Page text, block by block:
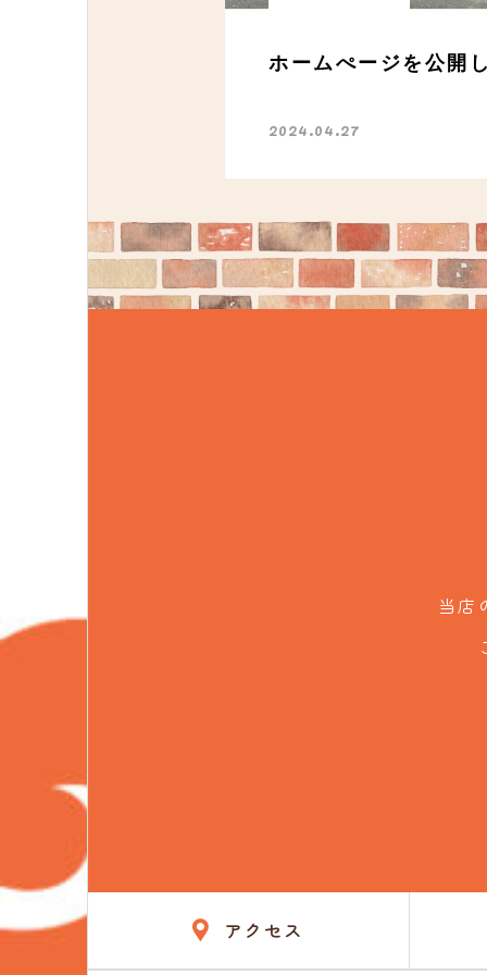
ホームぺージを公開
2024.04.27
当店
アクセス